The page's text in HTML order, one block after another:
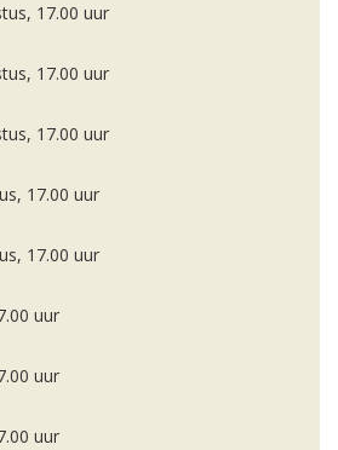
17.00 uur
17.00 uur
17.00 uur
17.00 uur
17.00 uur
uur
uur
uur